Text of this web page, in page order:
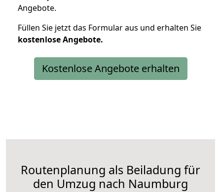
Angebote.
Füllen Sie jetzt das Formular aus und erhalten Sie
kostenloseAngebote.
Kostenlose Angebote erhalten
Routenplanung als Beiladung für
den Umzug nach Naumburg